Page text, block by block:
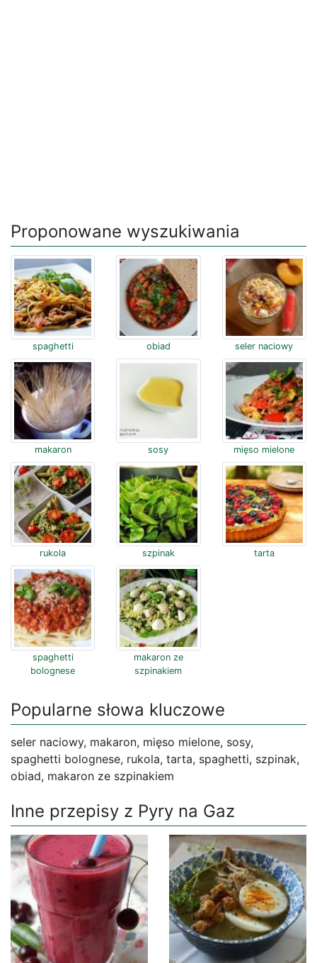
Proponowane wyszukiwania
spaghetti obiad seler naciowy
makaron sosy mięso mielone
rukola szpinak tarta
spaghetti
bolognese
makaron ze
szpinakiem
Popularne słowa kluczowe
seler naciowy, makaron, mięso mielone, sosy,
spaghetti bolognese, rukola, tarta, spaghetti, szpinak,
obiad, makaron ze szpinakiem
Inne przepisy z Pyry na Gaz